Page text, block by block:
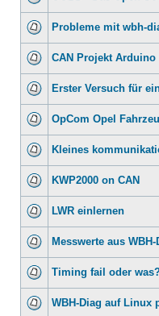
Probleme mit wbh-
CAN Projekt Arduino
Erster Versuch für
OpCom Opel
Kleines
KWP2000 on CAN
LWR einlernen
Messwerte aus
Timing fail oder
WBH-Diag auf Linux